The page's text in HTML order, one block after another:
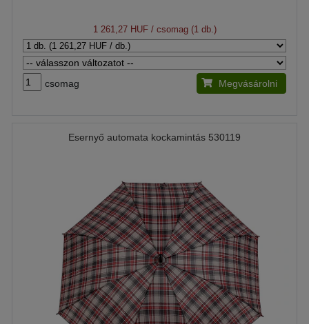
1 261,27 HUF/ csomag (1 db.)
csomag Megvásárolni
Esernyő automata kockamintás 530119